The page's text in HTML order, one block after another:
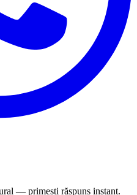
— primești răspuns instant.